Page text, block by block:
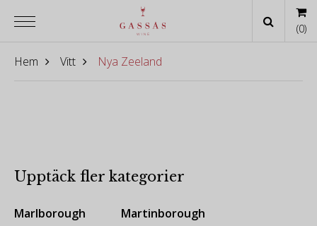
Hem Vitt Nya Zeeland
Upptäck fler kategorier
Marlborough Martinborough
(0)